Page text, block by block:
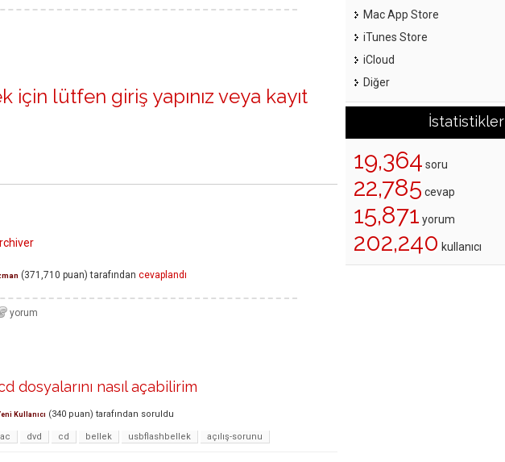
için lütfen giriş yapınız veya kayıt
(371,710 puan) tarafından cevaplandı
dosyalarını nasıl açabilirim
Kullanıcı (340 puan) tarafından soruldu
dvd cd bellek usbflashbellek açılış-sorunu
Mac App Store
iTunes Store
iCloud
Diğer
İstatistikler
19,364 soru
22,785 cevap
15,871 yorum
202,240 kullanıcı